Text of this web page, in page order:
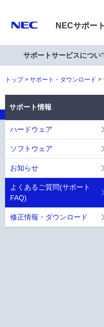
NECサポー
サポートサービスについ
トップ サポート・ダウンロード
サポート情報
ハードウェア
ソフトウェア
お知らせ
よくあるご質問(サポート
FAQ)
修正情報・ダウンロード